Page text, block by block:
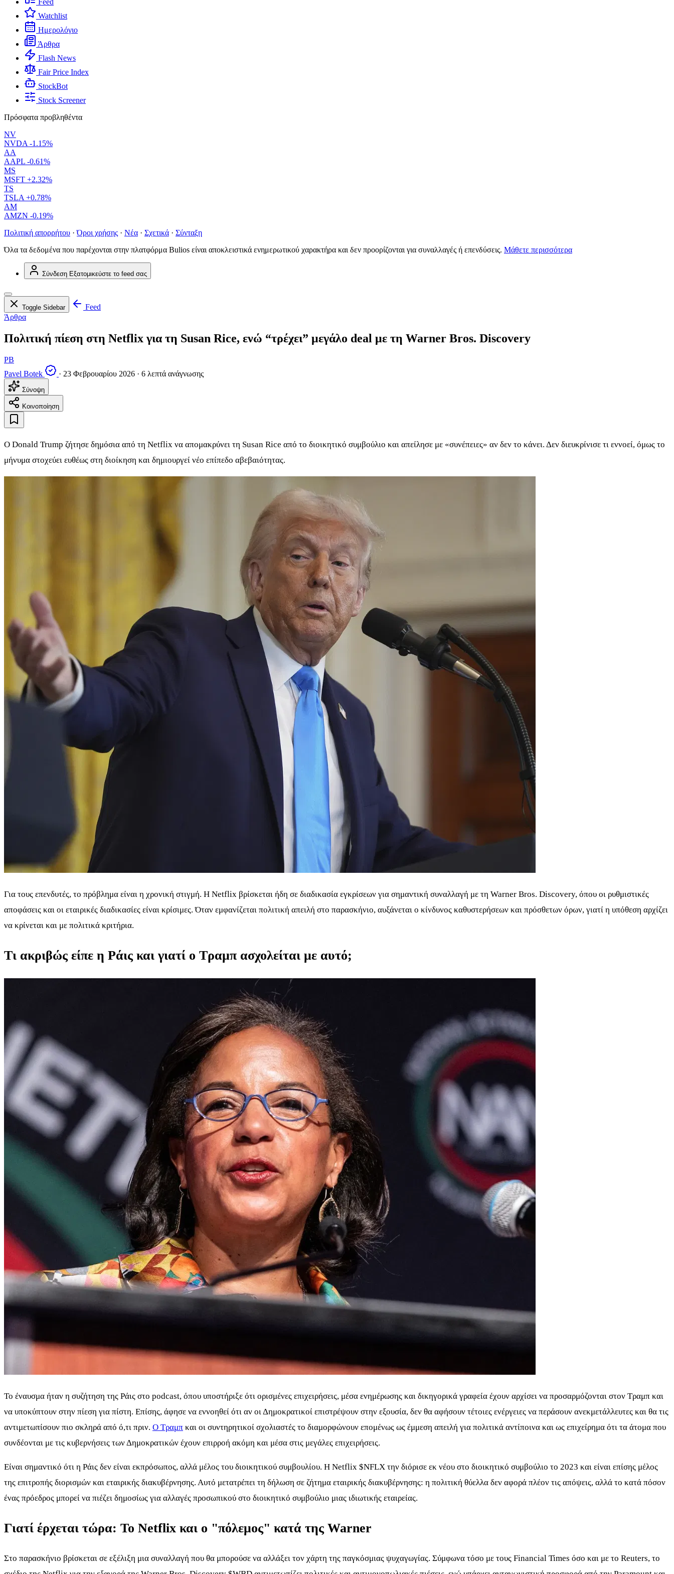
Feed
Watchlist
Ημερολόγιο
Άρθρα
Flash News
Fair Price Index
StockBot
Stock Screener
Πρόσφατα προβληθέντα
NV
NVDA -1.15%
AA
AAPL -0.61%
MS
MSFT +2.32%
TS
TSLA +0.78%
AM
AMZN -0.19%
Πολιτική απορρήτου · Όροι χρήσης · Νέα · Σχετικά · Σύνταξη
Όλα τα δεδομένα που παρέχονται στην πλατφόρμα Bulios είναι αποκλειστικά ενημερωτικού χαρακτήρα και δεν προορίζονται για συναλλαγές ή επενδύσεις. Μάθετε περισσότερα
Σύνδεση Εξατομικεύστε το feed σας
Toggle Sidebar
Feed
Άρθρα
Πολιτική πίεση στη Netflix για τη Susan Rice, ενώ “τρέχει” μεγάλο deal με τη Warner Bros. Discovery
PB
Pavel Botek
· 23 Φεβρουαρίου 2026 · 6 λεπτά ανάγνωσης
Σύνοψη
Κοινοποίηση
Ο Donald Trump ζήτησε δημόσια από τη Netflix να απομακρύνει τη Susan Rice από το διοικητικό συμβούλιο και απείλησε με «συνέπειες» αν δεν το κάνει. Δεν διευκρίνισε τι εννοεί, όμως το
μήνυμα στοχεύει ευθέως στη διοίκηση και δημιουργεί νέο επίπεδο αβεβαιότητας.
Για τους επενδυτές, το πρόβλημα είναι η χρονική στιγμή. Η Netflix βρίσκεται ήδη σε διαδικασία εγκρίσεων για σημαντική συναλλαγή με τη Warner Bros. Discovery, όπου οι ρυθμιστικές
αποφάσεις και οι εταιρικές διαδικασίες είναι κρίσιμες. Όταν εμφανίζεται πολιτική απειλή στο παρασκήνιο, αυξάνεται ο κίνδυνος καθυστερήσεων και πρόσθετων όρων, γιατί η υπόθεση αρχίζει
να κρίνεται και με πολιτικά κριτήρια.
Τι ακριβώς είπε η Ράις και γιατί ο Τραμπ ασχολείται με αυτό;
Το έναυσμα ήταν η συζήτηση της Ράις στο podcast, όπου υποστήριξε ότι ορισμένες επιχειρήσεις, μέσα ενημέρωσης και δικηγορικά γραφεία έχουν αρχίσει να προσαρμόζονται στον Τραμπ και
να υποκύπτουν στην πίεση για πίστη. Επίσης, άφησε να εννοηθεί ότι αν οι Δημοκρατικοί επιστρέψουν στην εξουσία, δεν θα αφήσουν τέτοιες ενέργειες να περάσουν ανεκμετάλλευτες και θα τις
αντιμετωπίσουν πιο σκληρά από ό,τι πριν. Ο Τραμπ και οι συντηρητικοί σχολιαστές το διαμορφώνουν επομένως ως έμμεση απειλή για πολιτικά αντίποινα και ως επιχείρημα ότι τα άτομα που
συνδέονται με τις κυβερνήσεις των Δημοκρατικών έχουν επιρροή ακόμη και μέσα στις μεγάλες επιχειρήσεις.
Είναι σημαντικό ότι η Ράις δεν είναι εκπρόσωπος, αλλά μέλος του διοικητικού συμβουλίου. Η Netflix $NFLX την διόρισε εκ νέου στο διοικητικό συμβούλιο το 2023 και είναι επίσης μέλος
της επιτροπής διορισμών και εταιρικής διακυβέρνησης. Αυτό μετατρέπει τη δήλωση σε ζήτημα εταιρικής διακυβέρνησης: η πολιτική θύελλα δεν αφορά πλέον τις απόψεις, αλλά το κατά πόσον
ένας πρόεδρος μπορεί να πιέζει δημοσίως για αλλαγές προσωπικού στο διοικητικό συμβούλιο μιας ιδιωτικής εταιρείας.
Γιατί έρχεται τώρα: Το Netflix και ο "πόλεμος" κατά της Warner
Στο παρασκήνιο βρίσκεται σε εξέλιξη μια συναλλαγή που θα μπορούσε να αλλάξει τον χάρτη της παγκόσμιας ψυχαγωγίας. Σύμφωνα τόσο με τους Financial Times όσο και με το Reuters, το